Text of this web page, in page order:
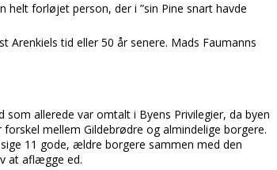
helt forløjet person, der i ”sin Pine snart havde
tid eller 50 år senere. Mads Faumanns
allerede var omtalt i Byens Privilegier, da byen
mellem Gildebrødre og almindelige borgere.
11 gode, ældre borgere sammen med den
at aflægge ed.